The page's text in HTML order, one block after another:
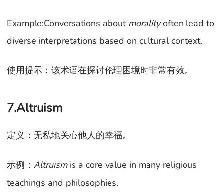
Example:Conversations about moralityoften lead to
diverse interpretations based on cultural context.
使用提示：该术语在探讨伦理困境时非常有效。
7.Altruism
定义：无私地关心他人的幸福。
示例： Altruismis a core value in many religious
teachings and philosophies.